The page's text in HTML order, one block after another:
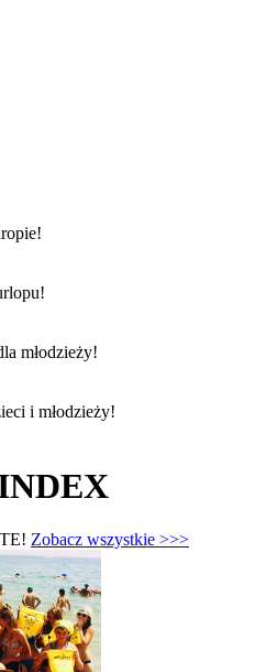
młodzieży!
i młodzieży!
Zobacz wszystkie >>>